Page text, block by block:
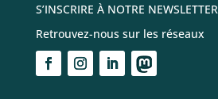
S’INSCRIRE À NOTRE NEWSLETTER
Retrouvez-nous sur les réseaux